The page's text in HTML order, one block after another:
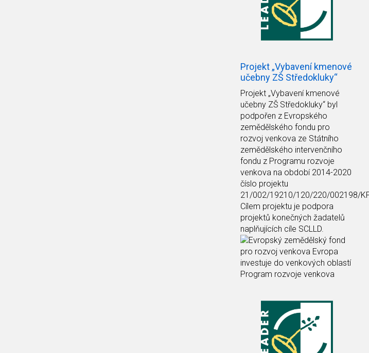
Projekt „Vybavení kmenové
učebny ZŠ Středokluky“
Projekt „Vybavení kmenové
učebny ZŠ Středokluky“ byl
podpořen z Evropského
zemědělského fondu pro
rozvoj venkova ze Státního
zemědělského intervenčního
fondu z Programu rozvoje
venkova na období 2014-2020
číslo projektu
21/002/19210/120/220/002198/
Cílem projektu je podpora
projektů konečných žadatelů
naplňujících cíle SCLLD.